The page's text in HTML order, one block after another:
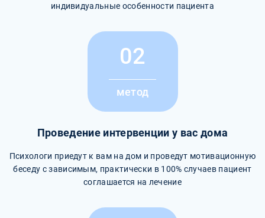
индивидуальные особенности пациента
02
метод
Проведение интервенции у вас дома
Психологи приедут к вам на дом и проведут мотивационную
беседу с зависимым, практически в 100% случаев пациент
соглашается на лечение